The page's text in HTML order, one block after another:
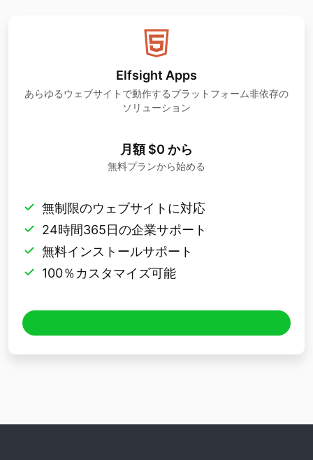
Elfsight Apps
あらゆるウェブサイトで動作するプラットフォーム非依存の
ソリューション
月額 $0 から
無料プランから始める
無制限のウェブサイトに対応
24時間365日の企業サポート
無料インストールサポート
100％カスタマイズ可能